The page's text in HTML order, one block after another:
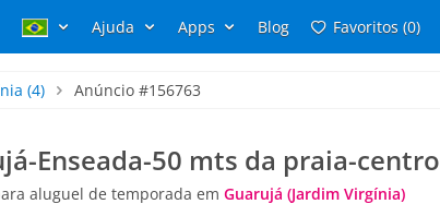
Ajuda Apps Blog Favoritos (0)
(4) Anúncio #156763
Enseada-50 mts da praia-centro
aluguel de temporada em Guarujá (Jardim Virgínia)